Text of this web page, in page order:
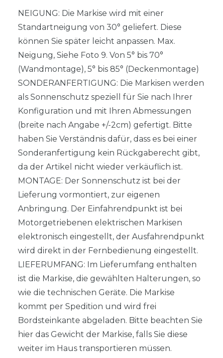
NEIGUNG: Die Markise wird mit einer
Standartneigung von 30° geliefert. Diese
können Sie später leicht anpassen. Max.
Neigung, Siehe Foto 9. Von 5° bis 70°
(Wandmontage), 5° bis 85° (Deckenmontage)
SONDERANFERTIGUNG: Die Markisen werden
als Sonnenschutz speziell für Sie nach Ihrer
Konfiguration und mit Ihren Abmessungen
(breite nach Angabe +/-2cm) gefertigt. Bitte
haben Sie Verständnis dafür, dass es bei einer
Sonderanfertigung kein Rückgaberecht gibt,
da der Artikel nicht wieder verkäuflich ist.
MONTAGE: Der Sonnenschutz ist bei der
Lieferung vormontiert, zur eigenen
Anbringung. Der Einfahrendpunkt ist bei
Motorgetriebenen elektrischen Markisen
elektronisch eingestellt, der Ausfahrendpunkt
wird direkt in der Fernbedienung eingestellt.
LIEFERUMFANG: Im Lieferumfang enthalten
ist die Markise, die gewählten Halterungen, so
wie die technischen Geräte. Die Markise
kommt per Spedition und wird frei
Bordsteinkante abgeladen. Bitte beachten Sie
hier das Gewicht der Markise, falls Sie diese
weiter im Haus transportieren müssen.